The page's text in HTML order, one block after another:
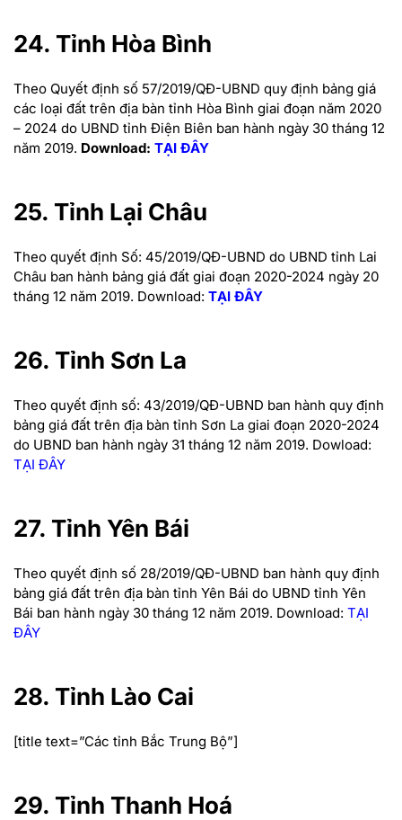
24. Tỉnh Hòa Bình
Theo Quyết định số 57/2019/QĐ-UBND quy định bảng giá
các loại đất trên địa bàn tỉnh Hòa Bình giai đoạn năm 2020
– 2024 do UBND tỉnh Điện Biên ban hành ngày 30 tháng 12
năm 2019. Download: TẠI ĐÂY
25. Tỉnh Lại Châu
Theo quyết định Số: 45/2019/QĐ-UBND do UBND tỉnh Lai
Châu ban hành bảng giá đất giai đoạn 2020-2024 ngày 20
tháng 12 năm 2019. Download: TẠI ĐÂY
26. Tỉnh Sơn La
Theo quyết định số: 43/2019/QĐ-UBND ban hành quy định
bảng giá đất trên địa bàn tỉnh Sơn La giai đoạn 2020-2024
do UBND ban hành ngày 31 tháng 12 năm 2019. Dowload:
TẠI ĐÂY
27. Tỉnh Yên Bái
Theo quyết định số 28/2019/QĐ-UBND ban hành quy định
bảng giá đất trên địa bàn tỉnh Yên Bái do UBND tỉnh Yên
Bái ban hành ngày 30 tháng 12 năm 2019. Download: TẠI
ĐÂY
28. Tỉnh Lào Cai
[title text=”Các tỉnh Bắc Trung Bộ”]
29. Tỉnh Thanh Hoá